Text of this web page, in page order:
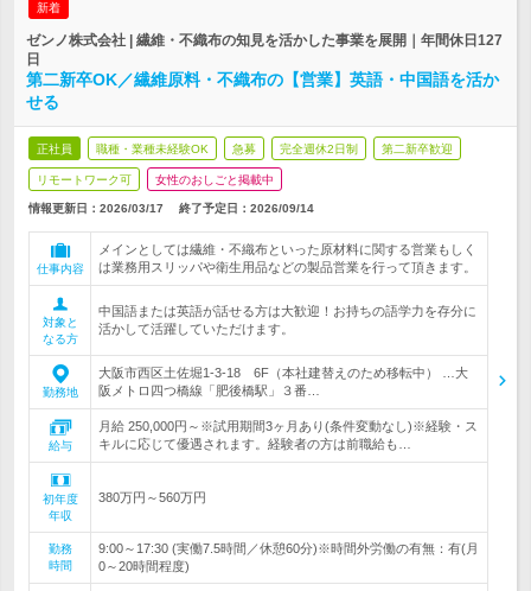
新着
ゼンノ株式会社 | 繊維・不織布の知見を活かした事業を展開｜年間休日127
日
第二新卒OK／繊維原料・不織布の【営業】英語・中国語を活か
せる
正社員 職種・業種未経験OK 急募 完全週休2日制 第二新卒歓迎
リモートワーク可 女性のおしごと掲載中
情報更新日：2026/03/17 終了予定日： 2026/09/14
仕事内容
メインとしては繊維・不織布といった原材料に関する営業もしく
は業務用スリッパや衛生用品などの製品営業を行って頂きます。
対象と
なる方
中国語または英語が話せる方は大歓迎！お持ちの語学力を存分に
活かして活躍していただけます。
勤務地
大阪市西区土佐堀1-3-18 6F（本社建替えのため移転中） …大
阪メトロ四つ橋線「肥後橋駅」３番…
給与
月給 250,000円～※試用期間3ヶ月あり(条件変動なし)※経験・ス
キルに応じて優遇されます。経験者の方は前職給も…
初年度
年収
380万円～560万円
勤務
時間
9:00～17:30 (実働7.5時間／休憩60分)※時間外労働の有無：有(月
0～20時間程度)